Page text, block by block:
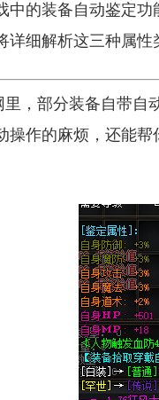
中的装备自动鉴定
详细解析这三种属
里，部分装备自带自
操作的麻烦，还能